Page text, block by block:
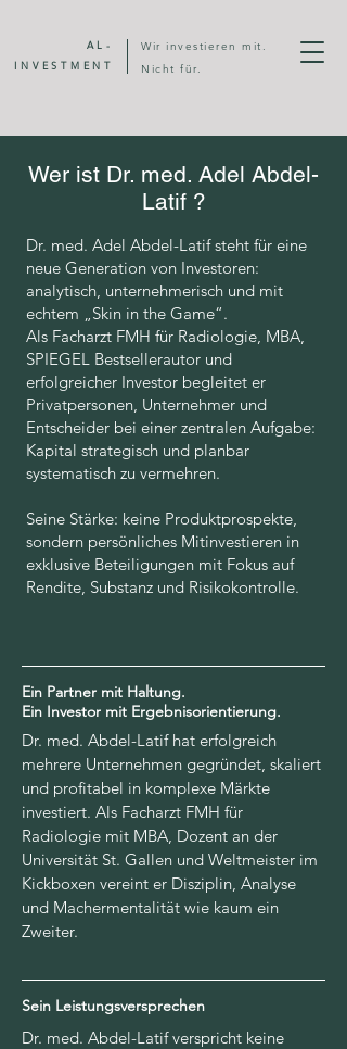
AL-
INVESTMENT
Wir investieren mit.
Nicht für.
Wer ist Dr. med. Adel Abdel-
Latif ?
Dr. med. Adel Abdel-Latif steht für eine
neue Generation von Investoren:
analytisch, unternehmerisch und mit
echtem „Skin in the Game“.
Als Facharzt FMH für Radiologie, MBA,
SPIEGEL Bestsellerautor und
erfolgreicher Investor begleitet er
Privatpersonen, Unternehmer und
Entscheider bei einer zentralen Aufgabe:
Kapital strategisch und planbar
systematisch zu vermehren.
Seine Stärke: keine Produktprospekte,
sondern persönliches Mitinvestieren in
exklusive Beteiligungen mit Fokus auf
Rendite, Substanz und Risikokontrolle.
Ein Partner mit Haltung.
Ein Investor mit Ergebnisorientierung.
Dr. med. Abdel-Latif hat erfolgreich
mehrere Unternehmen gegründet, skaliert
und profitabel in komplexe Märkte
investiert. Als Facharzt FMH für
Radiologie mit MBA, Dozent an der
Universität St. Gallen und Weltmeister im
Kickboxen vereint er Disziplin, Analyse
und Machermentalität wie kaum ein
Zweiter.
Sein Leistungsversprechen
Dr. med. Abdel-Latif verspricht keine